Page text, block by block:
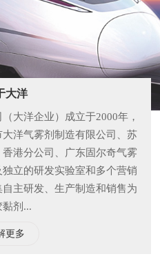
大洋
大洋企业）成立于2000年，
洋气雾剂制造有限公司、苏
港分公司、广东固尔奇气雾
立的研发实验室和多个营销
主研发、生产制造和销售为
剂...
更多